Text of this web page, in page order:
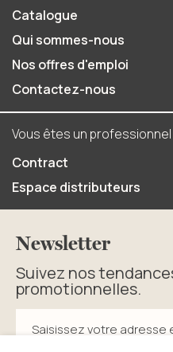
Catalogue
Qui sommes-nous
Nos offres d'emploi
Contactez-nous
Vous êtes un professionnel
Contract
Espace distributeurs
Newsletter
Suivez nos
promotionnelles.
Saisissez votre adresse